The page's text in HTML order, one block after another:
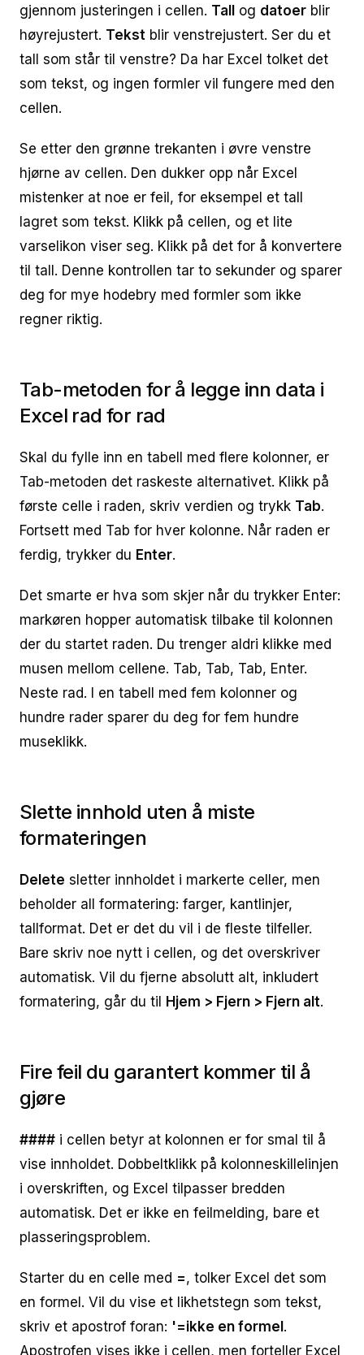
gjennom justeringen i cellen. Tall og datoer blir
høyrejustert. Tekst blir venstrejustert. Ser du et
tall som står til venstre? Da har Excel tolket det
som tekst, og ingen formler vil fungere med den
cellen.
Se etter den grønne trekanten i øvre venstre
hjørne av cellen. Den dukker opp når Excel
mistenker at noe er feil, for eksempel et tall
lagret som tekst. Klikk på cellen, og et lite
varselikon viser seg. Klikk på det for å konvertere
til tall. Denne kontrollen tar to sekunder og sparer
deg for mye hodebry med formler som ikke
regner riktig.
Tab-metoden for å legge inn data i
Excel rad for rad
Skal du fylle inn en tabell med flere kolonner, er
Tab-metoden det raskeste alternativet. Klikk på
første celle i raden, skriv verdien og trykk Tab.
Fortsett med Tab for hver kolonne. Når raden er
ferdig, trykker du Enter.
Det smarte er hva som skjer når du trykker Enter:
markøren hopper automatisk tilbake til kolonnen
der du startet raden. Du trenger aldri klikke med
musen mellom cellene. Tab, Tab, Tab, Enter.
Neste rad. I en tabell med fem kolonner og
hundre rader sparer du deg for fem hundre
museklikk.
Slette innhold uten å miste
formateringen
Delete sletter innholdet i markerte celler, men
beholder all formatering: farger, kantlinjer,
tallformat. Det er det du vil i de fleste tilfeller.
Bare skriv noe nytt i cellen, og det overskriver
automatisk. Vil du fjerne absolutt alt, inkludert
formatering, går du til
Hjem > Fjern > Fjern alt.
Fire feil du garantert kommer til å
gjøre
#### i cellen betyr at kolonnen er for smal til å
vise innholdet. Dobbeltklikk på kolonneskillelinjen
i overskriften, og Excel tilpasser bredden
automatisk. Det er ikke en feilmelding, bare et
plasseringsproblem.
Starter du en celle med =, tolker Excel det som
en formel. Vil du vise et likhetstegn som tekst,
skriv et apostrof foran: '=ikke en formel .
Apostrofen vises ikke i cellen, men forteller Excel